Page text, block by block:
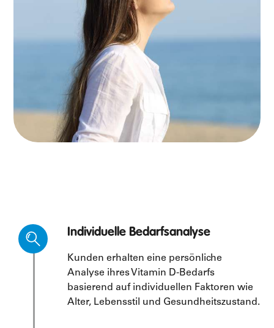
Individuelle Bedarfsanalyse
Kunden erhalten eine persönliche
Analyse ihres Vitamin D-Bedarfs
basierend auf individuellen Faktoren wie
Alter, Lebensstil und Gesundheitszustand.